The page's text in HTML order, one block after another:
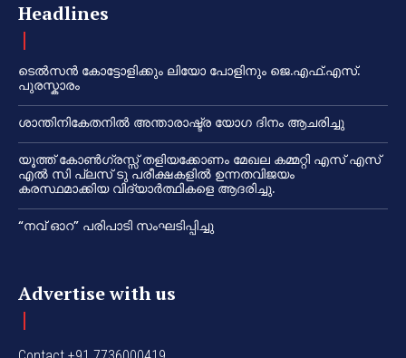
Headlines
ടെൽസൻ കോട്ടോളിക്കും ലിയോ പോളിനും ജെ.എഫ്.എസ്.
പുരസ്കാരം
ശാന്തിനികേതനിൽ അന്താരാഷ്ട്ര യോഗ ദിനം ആചരിച്ചു
യൂത്ത് കോൺഗ്രസ്സ് തളിയക്കോണം മേഖല കമ്മറ്റി എസ് എസ്
എൽ സി പ്ലസ് ടു പരീക്ഷകളിൽ ഉന്നതവിജയം
കരസ്ഥമാക്കിയ വിദ്യാർത്ഥികളെ ആദരിച്ചു.
“നവ് ഓറ” പരിപാടി സംഘടിപ്പിച്ചു
Advertise with us